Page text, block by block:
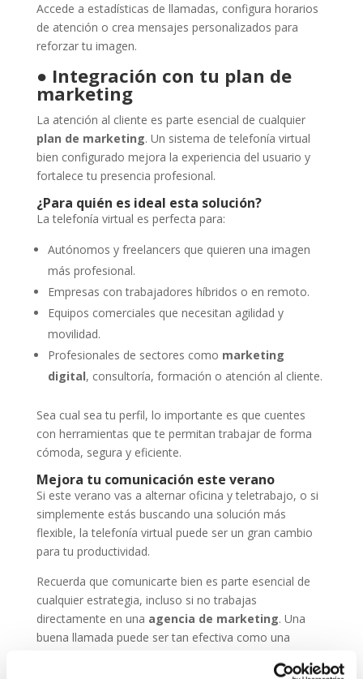
Accede a estadísticas de llamadas, configura horarios
de atención o crea mensajes personalizados para
reforzar tu imagen.
● Integración con tu plan de
marketing
La atención al cliente es parte esencial de cualquier
plan de marketing. Un sistema de telefonía virtual
bien configurado mejora la experiencia del usuario y
fortalece tu presencia profesional.
¿Para quién es ideal esta solución?
La telefonía virtual es perfecta para:
Autónomos y freelancers que quieren una imagen
más profesional.
Empresas con trabajadores híbridos o en remoto.
Equipos comerciales que necesitan agilidad y
movilidad.
Profesionales de sectores como marketing
digital, consultoría, formación o atención al cliente.
Sea cual sea tu perfil, lo importante es que cuentes
con herramientas que te permitan trabajar de forma
cómoda, segura y eficiente.
Mejora tu comunicación este verano
Si este verano vas a alternar oficina y teletrabajo, o si
simplemente estás buscando una solución más
flexible, la telefonía virtual puede ser un gran cambio
para tu productividad.
Recuerda que comunicarte bien es parte esencial de
cualquier estrategia, incluso si no trabajas
directamente en una agencia de marketing. Una
buena llamada puede ser tan efectiva como una